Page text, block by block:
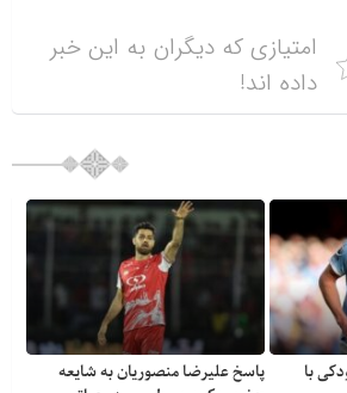
امتیازی که دیگران به این خبر
داده اند!
با
پاسخ علیرضا منصوریان به شایعه